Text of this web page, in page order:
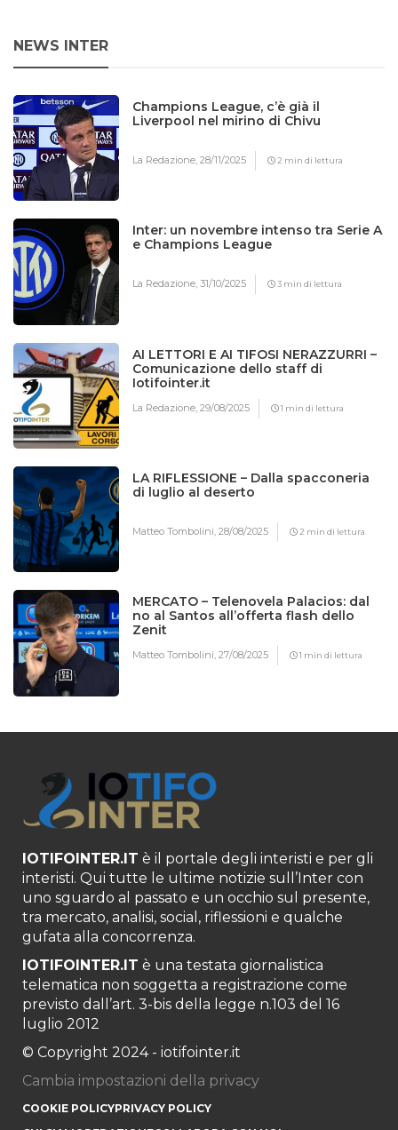
NEWS INTER
Champions League, c’è già il
Liverpool nel mirino di Chivu
La Redazione,28/11/2025 2 min di lettura
Inter: un novembre intenso tra Serie A
e Champions League
La Redazione,31/10/2025 3 min di lettura
AI LETTORI E AI TIFOSI NERAZZURRI –
Comunicazione dello staff di
Iotifointer.it
La Redazione,29/08/2025 1 min di lettura
LA RIFLESSIONE – Dalla spacconeria
di luglio al deserto
Matteo Tombolini,28/08/2025 2 min di lettura
MERCATO – Telenovela Palacios: dal
no al Santos all’offerta flash dello
Zenit
Matteo Tombolini,27/08/2025 1 min di lettura
IOTIFOINTER.IT è il portale degli interisti e per gli
interisti. Qui tutte le ultime notizie sull’Inter con
uno sguardo al passato e un occhio sul presente,
tra mercato, analisi, social, riflessioni e qualche
gufata alla concorrenza.
IOTIFOINTER.IT è una testata giornalistica
telematica non soggetta a registrazione come
previsto dall’art. 3-bis della legge n.103 del 16
luglio 2012
© Copyright 2024 - iotifointer.it
Cambia impostazioni della privacy
COOKIE POLICYPRIVACY POLICY